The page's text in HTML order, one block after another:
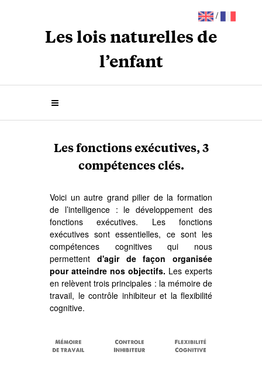
/
Les lois naturelles de
l’enfant
Les fonctions exécutives, 3
compétences clés.
Voici un autre grand pilier de la formation
de l’intelligence : le développement des
fonctions exécutives. Les fonctions
exécutives sont essentielles, ce sont les
compétences cognitives qui nous
permettent d'agir de façon organisée
pour atteindre nos objectifs. Les experts
en relèvent trois principales : la mémoire de
travail, le contrôle inhibiteur et la flexibilité
cognitive.